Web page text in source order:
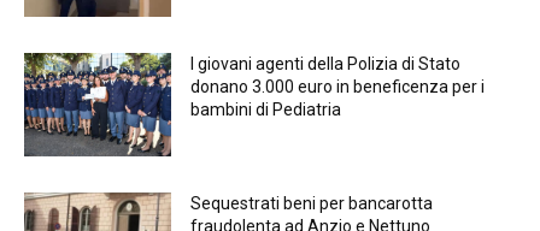
I giovani agenti della Polizia di Stato
donano 3.000 euro in beneficenza per i
bambini di Pediatria
Sequestrati beni per bancarotta
fraudolenta ad Anzio e Nettuno